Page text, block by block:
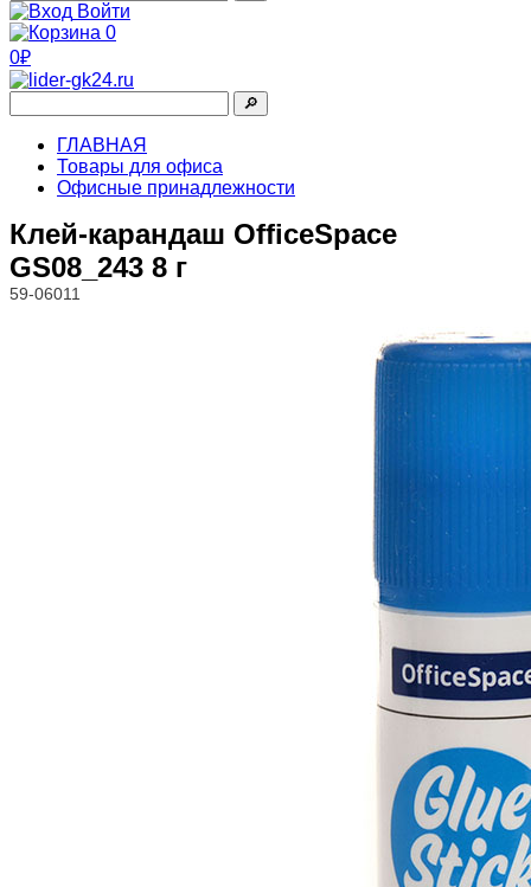
Войти
0
0₽
🔎︎
ГЛАВНАЯ
Товары для офиса
Офисные принадлежности
Клей-карандаш OfficeSpace
GS08_243 8 г
59-06011